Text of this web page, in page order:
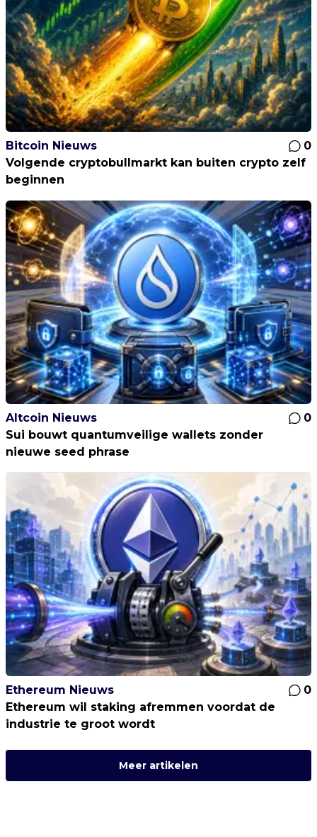
Bitcoin Nieuws
0
Volgende cryptobullmarkt kan buiten crypto zelf
beginnen
Altcoin Nieuws
0
Sui bouwt quantumveilige wallets zonder
nieuwe seed phrase
Ethereum Nieuws
0
Ethereum wil staking afremmen voordat de
industrie te groot wordt
Meer artikelen